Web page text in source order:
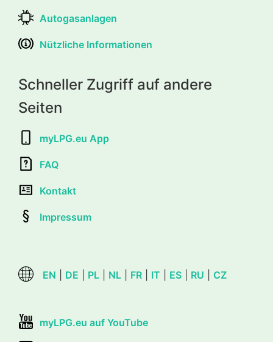
Autogasanlagen
Nützliche Informationen
Schneller Zugriff auf andere
Seiten
myLPG.eu App
FAQ
Kontakt
Impressum
EN DE PL NL FR IT ES RU CZ
myLPG.eu auf YouTube